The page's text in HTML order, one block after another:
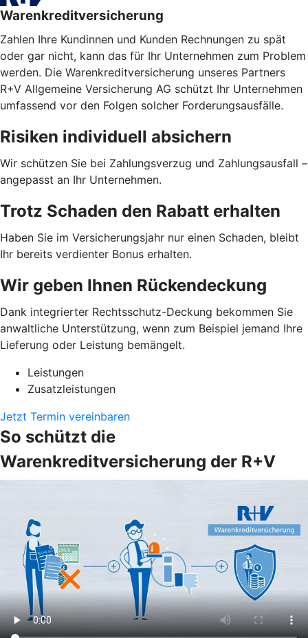
Warenkreditversicherung
Zahlen Ihre Kundinnen und Kunden Rechnungen zu spät
oder gar nicht, kann das für Ihr Unternehmen zum Problem
werden. Die Warenkreditversicherung unseres Partners
R+V Allgemeine Versicherung AG schützt Ihr Unternehmen
umfassend vor den Folgen solcher Forderungsausfälle.
Risiken individuell absichern
Wir schützen Sie bei Zahlungsverzug und Zahlungsausfall –
angepasst an Ihr Unternehmen.
Trotz Schaden den Rabatt erhalten
Haben Sie im Versicherungsjahr nur einen Schaden, bleibt
Ihr bereits verdienter Bonus erhalten.
Wir geben Ihnen Rückendeckung
Dank integrierter Rechtsschutz-Deckung bekommen Sie
anwaltliche Unterstützung, wenn zum Beispiel jemand Ihre
Lieferung oder Leistung bemängelt.
Leistungen
Zusatzleistungen
Jetzt Termin vereinbaren
So schützt die
Warenkreditversicherung der R+V